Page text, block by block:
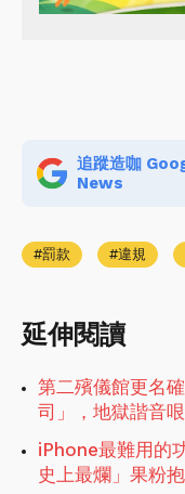
追蹤造咖
News
罰款 違規
延伸閱讀
第二殯儀館更名
司」，地獄諧音
iPhone最難用的
史上最爛」果粉